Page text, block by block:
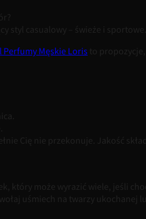
casualowy – świeże i sportowe.
Perfumy Męskie Loris to
Cię nie przekonuje. Jakość
który może wyrazić wiele, jeśli
uśmiech na twarzy ukochanej